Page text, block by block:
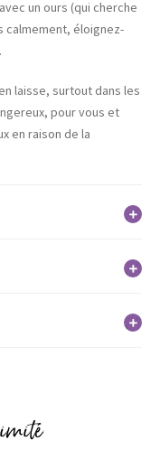
un ours (qui cherche
calmement, éloignez-
laisse, surtout dans les
pour vous et
en raison de la